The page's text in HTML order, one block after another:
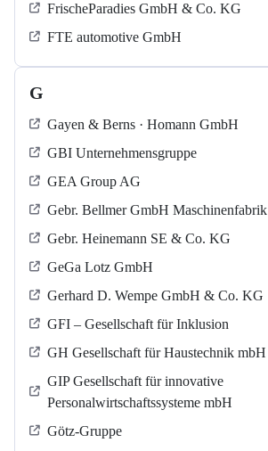
FrischeParadies GmbH & Co. KG
FTE automotive GmbH
G
Gayen & Berns · Homann GmbH
GBI Unternehmensgruppe
GEA Group AG
Gebr. Bellmer GmbH Maschinenfabrik
Gebr. Heinemann SE & Co. KG
GeGa Lotz GmbH
Gerhard D. Wempe GmbH & Co. KG
GFI – Gesellschaft für Inklusion
GH Gesellschaft für Haustechnik mbH
GIP Gesellschaft für innovative
Personalwirtschaftssysteme mbH
Götz-Gruppe